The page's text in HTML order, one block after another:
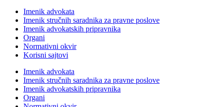
Imenik advokata
Imenik stručnih saradnika za pravne poslove
Imenik advokatskih pripravnika
Organi
Normativni okvir
Korisni sajtovi
Imenik advokata
Imenik stručnih saradnika za pravne poslove
Imenik advokatskih pripravnika
Organi